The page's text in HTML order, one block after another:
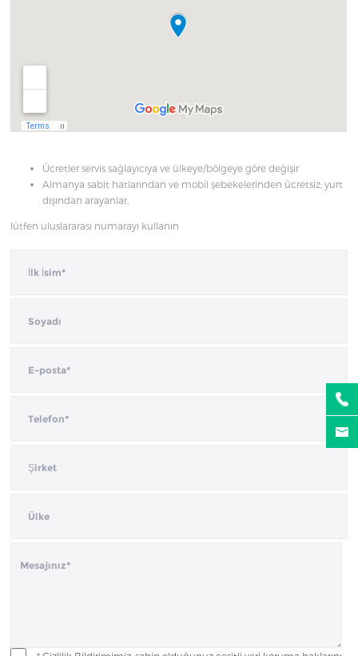
Ücretler servis sağlayıcıya ve ülkeye/bölgeye göre değişir
Almanya sabit hatlarından ve mobil şebekelerinden ücretsiz; yurt
dışından arayanlar,
lütfen uluslararası numarayı kullanın